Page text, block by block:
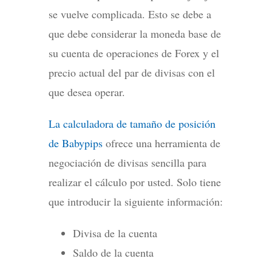
se vuelve complicada. Esto se debe a
que debe considerar la moneda base de
su cuenta de operaciones de Forex y el
precio actual del par de divisas con el
que desea operar.
La calculadora de tamaño de posición
de Babypips ofrece una herramienta de
negociación de divisas sencilla para
realizar el cálculo por usted. Solo tiene
que introducir la siguiente información:
Divisa de la cuenta
Saldo de la cuenta